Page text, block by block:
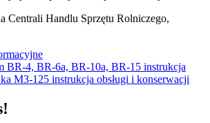
Centrali Handlu Sprzętu Rolniczego,
BR-4, BR-6a, BR-10a, BR-15 instrukcja
M3-125 instrukcja obsługi i konserwacji